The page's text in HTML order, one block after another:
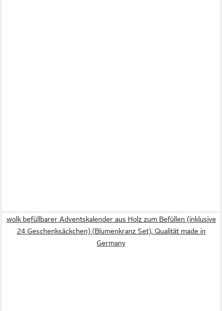
wolk befüllbarer Adventskalender aus Holz zum Befüllen (inklusive
24 Geschenksäckchen) (Blumenkranz Set), Qualität made in
Germany